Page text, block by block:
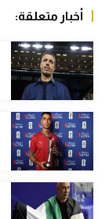
كرة سلة
كرة يد
كرة طائرة
الوطن العربي
في المونديال
رياضة نسائية
آسيا
أخبار متعلقة: